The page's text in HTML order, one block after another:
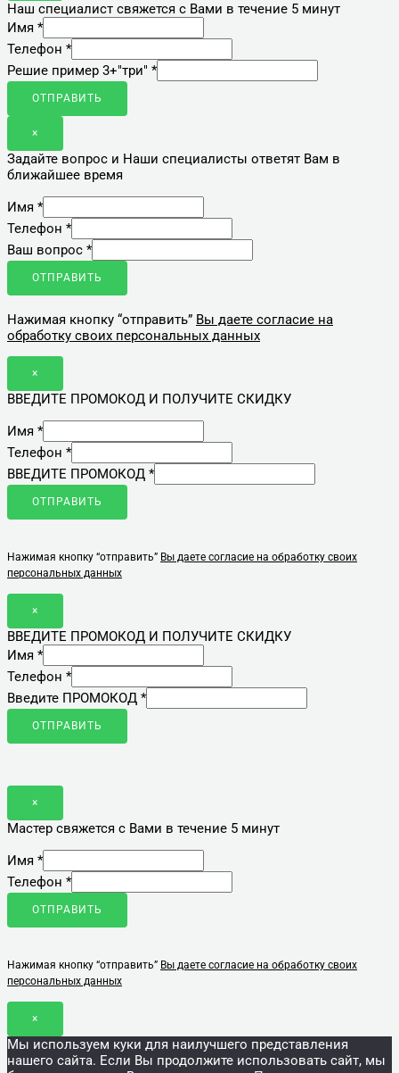
Наш специалист свяжется с Вами в течение 5 минут
Имя *
Телефон *
Решие пример 3+"три" *
ОТПРАВИТЬ
×
Задайте вопрос и Наши специалисты ответят Вам в
ближайшее время
Имя *
Телефон *
Ваш вопрос *
ОТПРАВИТЬ
Нажимая кнопку “отправить” Вы даете согласие на
обработку своих персональных данных
×
ВВЕДИТЕ ПРОМОКОД И ПОЛУЧИТЕ СКИДКУ
Имя *
Телефон *
ВВЕДИТЕ ПРОМОКОД *
ОТПРАВИТЬ
Нажимая кнопку “отправить” Вы даете согласие на обработку своих
персональных данных
×
ВВЕДИТЕ ПРОМОКОД И ПОЛУЧИТЕ СКИДКУ
Имя *
Телефон *
Введите ПРОМОКОД *
ОТПРАВИТЬ
×
Мастер свяжется с Вами в течение 5 минут
Имя *
Телефон *
ОТПРАВИТЬ
Нажимая кнопку “отправить” Вы даете согласие на обработку своих
персональных данных
×
Мы используем куки для наилучшего представления
нашего сайта. Если Вы продолжите использовать сайт, мы